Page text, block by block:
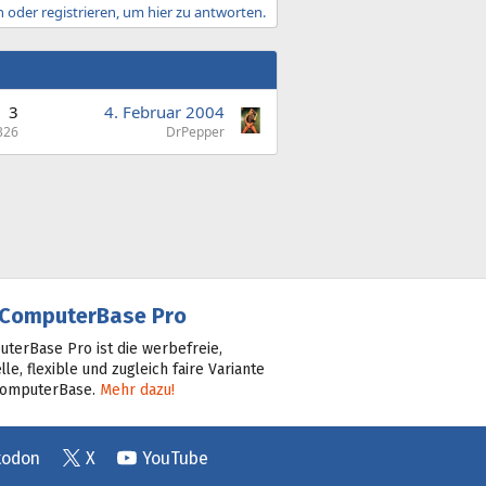
oder registrieren, um hier zu antworten.
3 4. Februar 2004
DrPepper
Pro
Pro ist die werbefreie,
flexible und zugleich faire Variante
Mehr dazu!
X YouTube